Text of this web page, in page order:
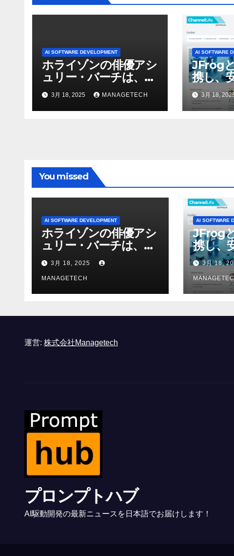
AI SOFTWARE DEVELOPMENT
ホライゾンの俳優アシ
ュリー・バーチは、ソ
ニーのAIアロイのビデ
オを見て「ゲームパフ
ォーマンスという芸術
3月 18, 2025 MANAGETECH
AI SOFTWARE
JFrog
携し、
強化
3月 18,
You missed
AI SOFTWARE DEVELOPMENT
ホライゾンの俳優アシ
ュリー・バーチは、ソ
ニーのAIアロイのビデ
オを見て「ゲームパフ
ォーマンスという芸術
形式に不安を感じた」
3月 18, 2025
MANAGETECH
AI SOFTWARE
JFrog
携し、
強化
3月 18,
運営: 株式会社Managetech
プロンプトハブ
AI駆動開発の最新ニュースを日本語でお届けします！